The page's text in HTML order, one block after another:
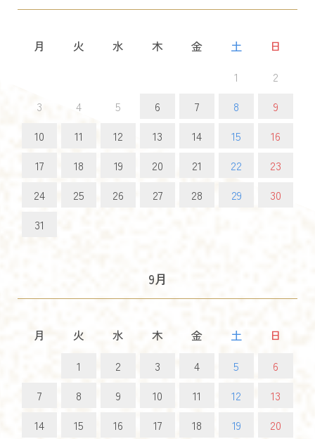
月 火 水 木 金 土
日
1
2
3
4 5 6 7 8
9
10
11 12 13 14 15
16
17
18 19 20 21 22
23
24
25 26 27 28 29
30
31
9月
月 火 水 木 金 土
日
1
2 3 4 5
6
7
8 9 10 11 12
13
14
15 16 17 18 19
20